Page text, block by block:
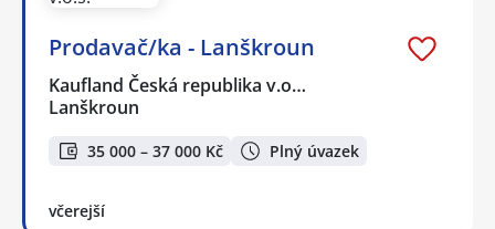
Prodavač/ka - Lanškroun
Kaufland Česká republika v.o…
Lanškroun
35 000 – 37 000 Kč Plný úvazek
včerejší